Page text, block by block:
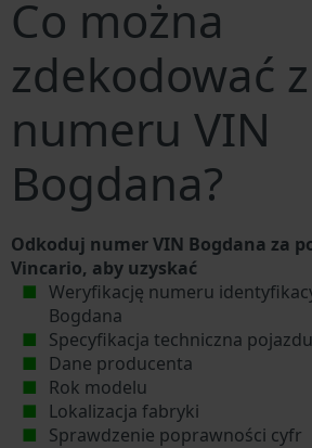
Co można
zdekodować z
numeru VIN
Bogdana?
Odkoduj numer VIN Bogdana za
Vincario, aby uzyskać
Weryfikację numeru
Bogdana
Specyfikacja techniczna pojazdu
Dane producenta
Rok modelu
Lokalizacja fabryki
Sprawdzenie poprawności cyfr